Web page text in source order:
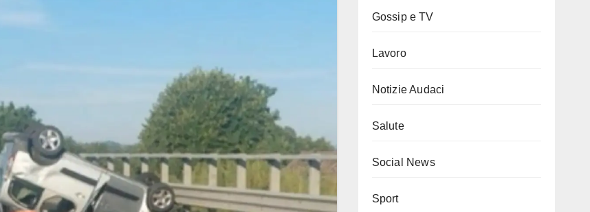
Gossip e TV
Lavoro
Notizie Audaci
Salute
Social News
Sport